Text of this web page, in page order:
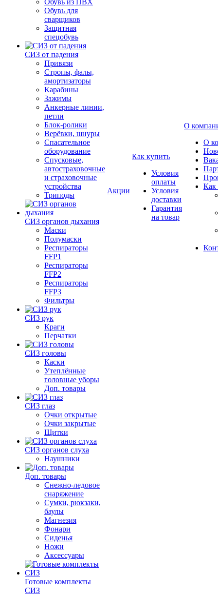
Обувь из ПВХ
Обувь для
сварщиков
Защитная
спецобувь
СИЗ от падения
Привязи
Стропы, фалы,
амортизаторы
Карабины
Зажимы
Анкерные линии,
петли
Блок-ролики
Верёвки, шнуры
Спасательное
оборудование
Спусковые,
автостраховочные
и страховочные
устройства
Триподы
СИЗ органов дыхания
Маски
Полумаски
Респираторы
FFP1
Респираторы
FFP2
Респираторы
FFP3
Фильтры
СИЗ рук
Краги
Перчатки
СИЗ головы
Каски
Утеплённые
головные уборы
Доп. товары
СИЗ глаз
Очки открытые
Очки закрытые
Щитки
СИЗ органов слуха
Наушники
Доп. товары
Снежно-ледовое
снаряжение
Сумки, рюкзаки,
баулы
Магнезия
Фонари
Сиденья
Ножи
Аксессуары
Готовые комплекты
СИЗ
Акции
Как купить
Условия
оплаты
Условия
доставки
Гарантия
на товар
О
О
Как